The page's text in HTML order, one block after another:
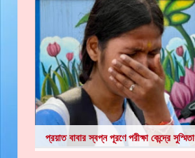
প্রয়াত বাবার স্বপ্ন পূরণে পরীক্ষা কেন্দ্রে সুস্মিতা